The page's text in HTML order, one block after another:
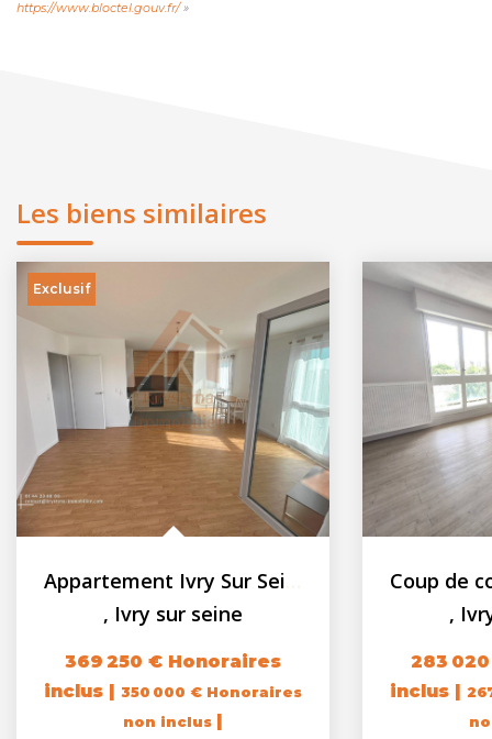
https://www.bloctel.gouv.fr/»
Les biens similaires
Exclusif
, Ivry sur seine
369 250 € Honoraires
inclus | 350 000 € Honoraires
non inclus |
,
283
inclus |